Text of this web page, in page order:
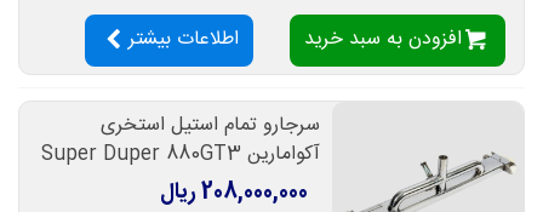
افزودن به سبد خرید اطلاعات بیشتر
سرجارو تمام استیل استخری
آکوامارین Super Duper 880GT3
208,000,000 ریال